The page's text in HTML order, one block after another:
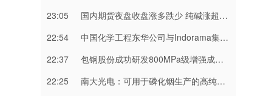
23:05
国内期货夜盘收盘涨多跌少 纯碱涨超3%
22:54
中国化学工程东华公司与Indorama集团正式签署安阳清洁制气示范项目EPC合同
22:37
包钢股份成功研发800MPa级增强成形性稀土热轧汽车钢
22:25
南大光电：可用于磷化铟生产的高纯三甲基铟产能目前约为2吨/年